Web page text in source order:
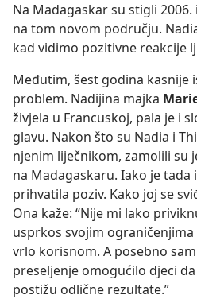
Na Madagaskar su stigli
na tom novom području.
kad vidimo pozitivne reakcije
Međutim, šest godina kasnije
problem. Nadijina majka
živjela u Francuskoj, pala je i
glavu. Nakon što su Nadia i
njenim liječnikom, zamolili su
na Madagaskaru. Iako je tada
prihvatila poziv. Kako joj se
Ona kaže: “Nije mi lako
usprkos svojim
vrlo korisnom. A posebno
preseljenje omogućilo djeci
postižu odlične rezultate.”